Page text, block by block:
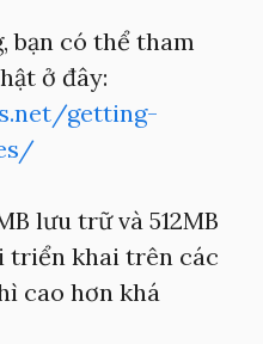
bạn có thể tham
ở đây:
getting-
lưu trữ và 512MB
triển khai trên các
cao hơn khá